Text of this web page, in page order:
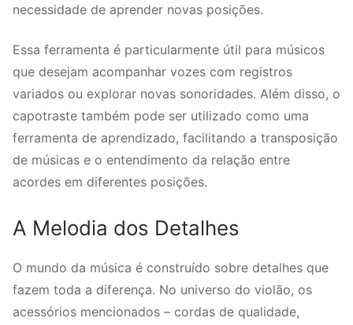
necessidade de aprender novas posições.
Essa ferramenta é particularmente útil para músicos
que desejam acompanhar vozes com registros
variados ou explorar novas sonoridades. Além disso, o
capotraste também pode ser utilizado como uma
ferramenta de aprendizado, facilitando a transposição
de músicas e o entendimento da relação entre
acordes em diferentes posições.
A Melodia dos Detalhes
O mundo da música é construído sobre detalhes que
fazem toda a diferença. No universo do violão, os
acessórios mencionados – cordas de qualidade,